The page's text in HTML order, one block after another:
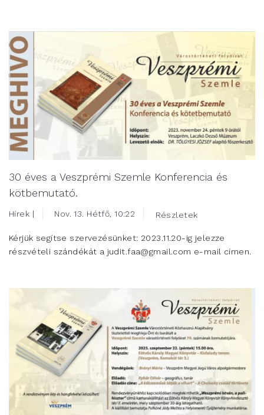
30 éves a Veszprémi Szemle Konferencia és
kötbemutató.
Hírek | Nov. 13. Hétfő, 10:22 Részletek
Kérjük segítse szervezésünket: 2023.11.20-ig jelezze
részvételi szándékát a judit.faa@gmail.com e-mail címen.